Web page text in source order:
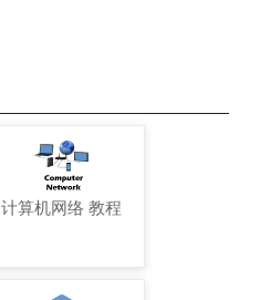
计算机网络 教程